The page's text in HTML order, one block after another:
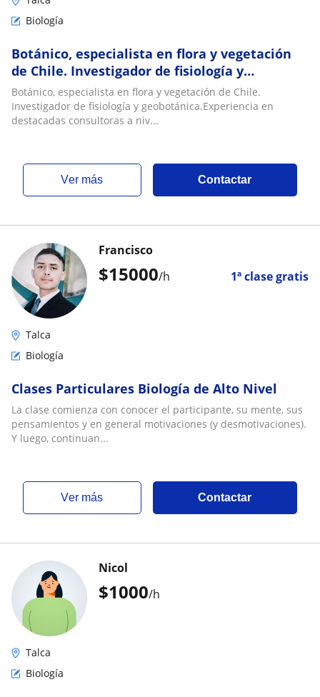
Biología
Botánico, especialista en flora y vegetación
de Chile. Investigador de fisiología y
geobotánica
Botánico, especialista en flora y vegetación de Chile.
Investigador de fisiología y geobotánica.Experiencia en
destacadas consultoras a niv...
ver más Contactar
$15000/h 1ª clase gratis
Francisco
Talca
Biología
Clases Particulares Biología de Alto Nivel
La clase comienza con conocer el participante, su mente, sus
pensamientos y en general motivaciones (y desmotivaciones).
Y luego, continuan...
ver más Contactar
$1000/h
Nicol
Talca
Biología